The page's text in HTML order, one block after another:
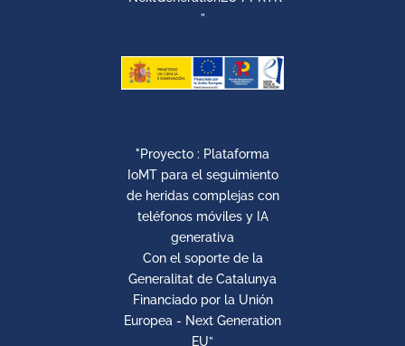
”
"Proyecto : Plataforma
IoMT para el seguimiento
de heridas complejas con
teléfonos móviles y IA
generativa
Con el soporte de la
Generalitat de Catalunya
Financiado por la Unión
Europea - Next Generation
EU”